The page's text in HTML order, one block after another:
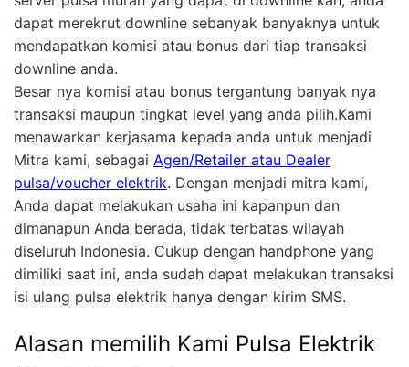
dapat merekrut downline sebanyak banyaknya untuk
mendapatkan komisi atau bonus dari tiap transaksi
downline anda.
Besar nya komisi atau bonus tergantung banyak nya
transaksi maupun tingkat level yang anda pilih.Kami
menawarkan kerjasama kepada anda untuk menjadi
Mitra kami, sebagai Agen/Retailer atau Dealer
pulsa/voucher elektrik. Dengan menjadi mitra kami,
Anda dapat melakukan usaha ini kapanpun dan
dimanapun Anda berada, tidak terbatas wilayah
diseluruh Indonesia. Cukup dengan handphone yang
dimiliki saat ini, anda sudah dapat melakukan transaksi
isi ulang pulsa elektrik hanya dengan kirim SMS.
Alasan memilih Kami Pulsa Elektrik